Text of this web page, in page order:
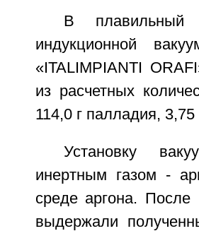
В плавильный
индукционной
«ITALIMPIANTI
из расчетных
114,0 г палладия,
Установку
инертным газом -
среде аргона. После
выдержали